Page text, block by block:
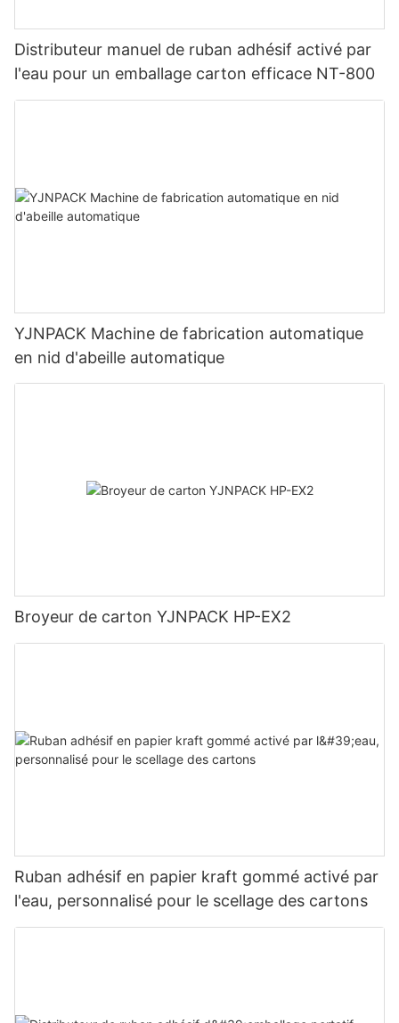
Distributeur manuel de ruban adhésif activé par
l'eau pour un emballage carton efficace NT-800
YJNPACK Machine de fabrication automatique
en nid d'abeille automatique
Broyeur de carton YJNPACK HP-EX2
Ruban adhésif en papier kraft gommé activé par
l'eau, personnalisé pour le scellage des cartons